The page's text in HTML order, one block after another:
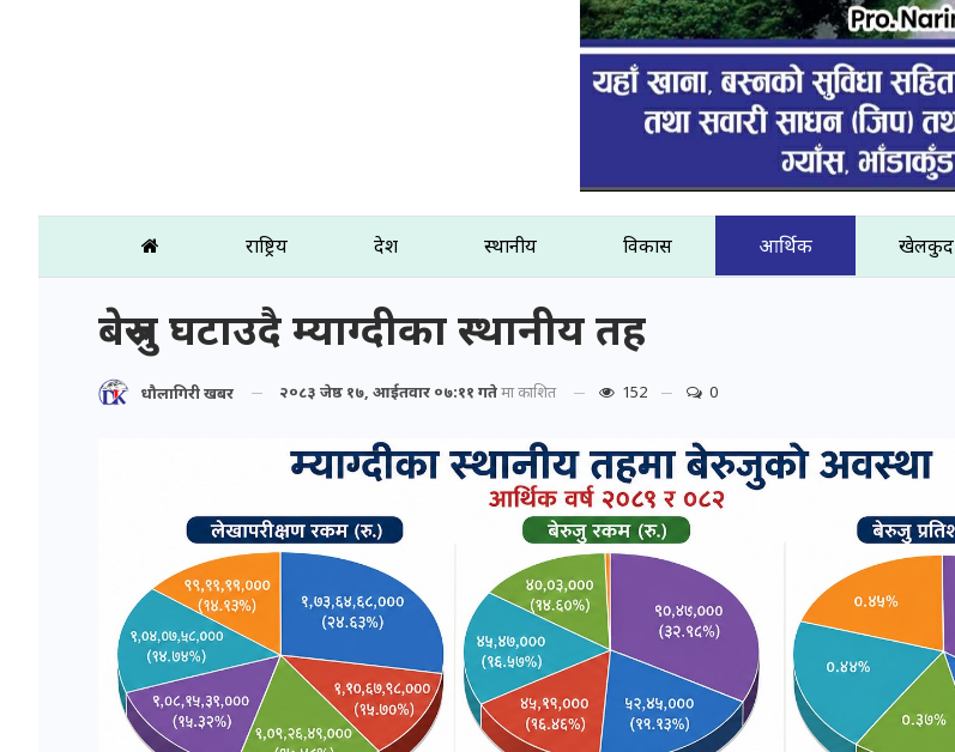
राष्ट्रिय प्रदेश स्थानीय विकास आर्थिक खेलकुद
बेरुजु घटाउदै म्याग्दीका स्थानीय तह
धौलागिरी खबर २०८३ जेष्ठ १७, आईतवार ०७:११ गतेमा प्रकाशित 152 0